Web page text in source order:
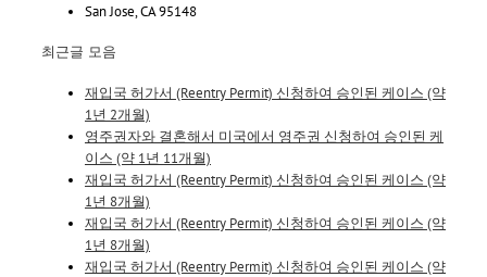
San Jose, CA 95148
최근글 모음
재입국 허가서 (Reentry Permit) 신청하여 승인된 케이스 (약
1년 2개월)
영주권자와 결혼해서 미국에서 영주권 신청하여 승인된 케
이스 (약 1년 11개월)
재입국 허가서 (Reentry Permit) 신청하여 승인된 케이스 (약
1년 8개월)
재입국 허가서 (Reentry Permit) 신청하여 승인된 케이스 (약
1년 8개월)
재입국 허가서 (Reentry Permit) 신청하여 승인된 케이스 (약